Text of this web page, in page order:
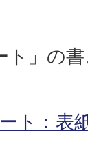
ト」の
ト：表